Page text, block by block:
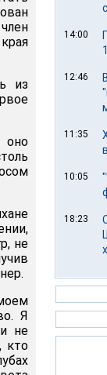
из
оно
не
Я
не
кто
14:00
12:46
11:35
10:05
18:23